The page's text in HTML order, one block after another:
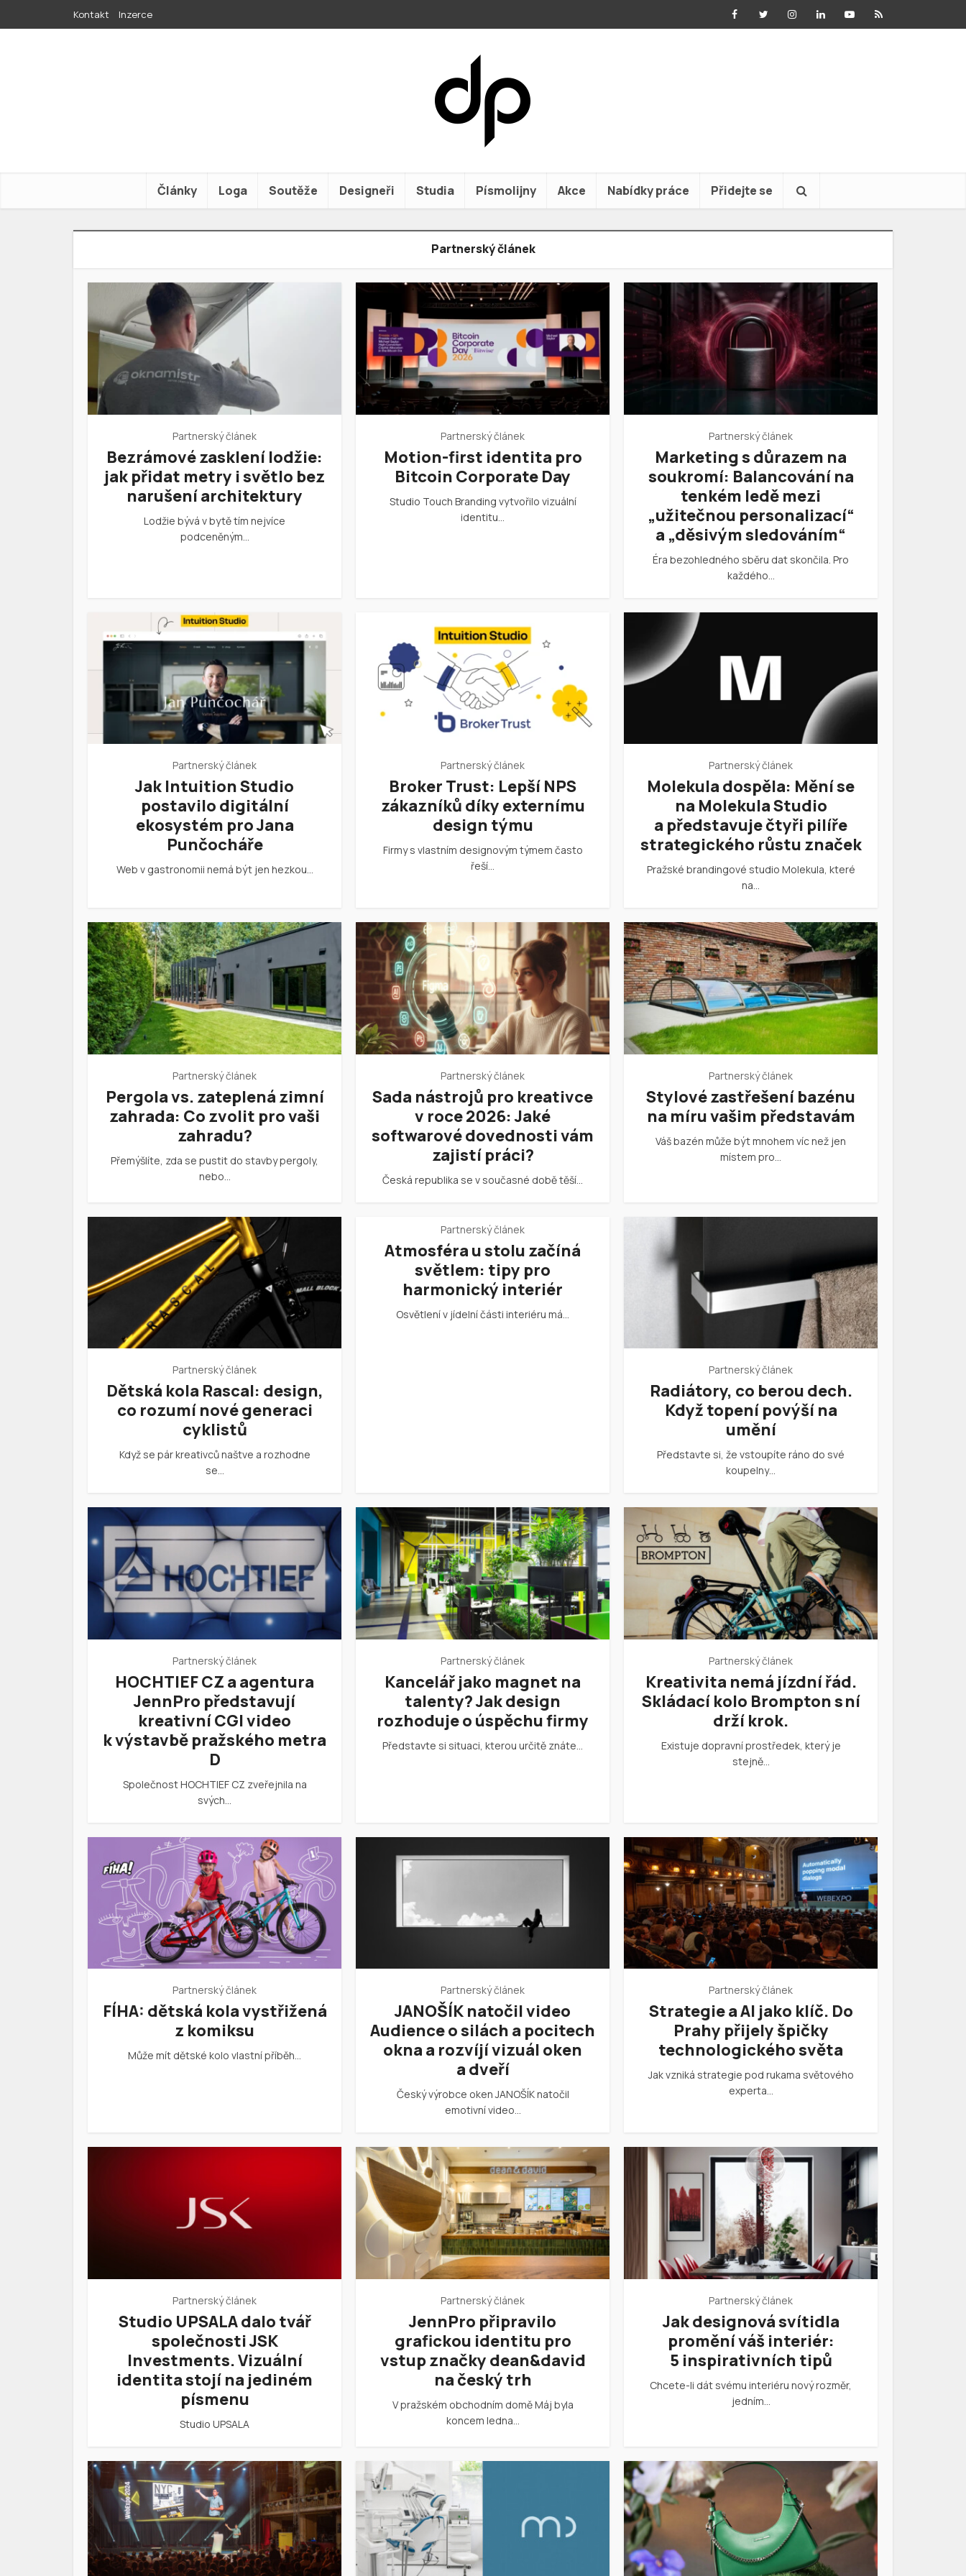
Kontakt Inzerce
Články Loga Soutěže Designeři Studia Písmolijny Akce Nabídky práce Přidejte se
Partnerský článek
Partnerský článek
Bezrámové zasklení lodžie:
jak přidat metry i světlo bez
narušení architektury
Lodžie bývá v bytě tím nejvíce
podceněným…
Partnerský článek
Motion-first identita pro
Bitcoin Corporate Day
Studio Touch Branding vytvořilo vizuální
identitu…
Partnerský článek
Marketing s důrazem na
soukromí: Balancování na
tenkém ledě mezi
„užitečnou personalizací“
a „děsivým sledováním“
Éra bezohledného sběru dat skončila. Pro
každého…
Partnerský článek
Jak Intuition Studio
postavilo digitální
ekosystém pro Jana
Punčocháře
Web v gastronomii nemá být jen hezkou…
Partnerský článek
Broker Trust: Lepší NPS
zákazníků díky externímu
design týmu
Firmy s vlastním designovým týmem často
řeší…
Partnerský článek
Molekula dospěla: Mění se
na Molekula Studio
a představuje čtyři pilíře
strategického růstu značek
Pražské brandingové studio Molekula, které
na…
Partnerský článek
Pergola vs. zateplená zimní
zahrada: Co zvolit pro vaši
zahradu?
Přemýšlíte, zda se pustit do stavby pergoly,
nebo…
Partnerský článek
Sada nástrojů pro kreativce
v roce 2026: Jaké
softwarové dovednosti vám
zajistí práci?
Česká republika se v současné době těší…
Partnerský článek
Stylové zastřešení bazénu
na míru vašim představám
Váš bazén může být mnohem víc než jen
místem pro…
Partnerský článek
Dětská kola Rascal: design,
co rozumí nové generaci
cyklistů
Když se pár kreativců naštve a rozhodne
se…
Partnerský článek
Atmosféra u stolu začíná
světlem: tipy pro
harmonický interiér
Osvětlení v jídelní části interiéru má…
Partnerský článek
Radiátory, co berou dech.
Když topení povýší na
umění
Představte si, že vstoupíte ráno do své
koupelny…
Partnerský článek
HOCHTIEF CZ a agentura
JennPro představují
kreativní CGI video
k výstavbě pražského metra
D
Společnost HOCHTIEF CZ zveřejnila na
svých…
Partnerský článek
Kancelář jako magnet na
talenty? Jak design
rozhoduje o úspěchu firmy
Představte si situaci, kterou určitě znáte…
Partnerský článek
Kreativita nemá jízdní řád.
Skládací kolo Brompton s ní
drží krok.
Existuje dopravní prostředek, který je
stejně…
Partnerský článek
FÍHA: dětská kola vystřižená
z komiksu
Může mít dětské kolo vlastní příběh…
Partnerský článek
JANOŠÍK natočil video
Audience o silách a pocitech
okna a rozvíjí vizuál oken
a dveří
Český výrobce oken JANOŠÍK natočil
emotivní video…
Partnerský článek
Strategie a AI jako klíč. Do
Prahy přijely špičky
technologického světa
Jak vzniká strategie pod rukama světového
experta…
Partnerský článek
Studio UPSALA dalo tvář
společnosti JSK
Investments. Vizuální
identita stojí na jediném
písmenu
Studio UPSALA
Partnerský článek
JennPro připravilo
grafickou identitu pro
vstup značky dean&david
na český trh
V pražském obchodním domě Máj byla
koncem ledna…
Partnerský článek
Jak designová svítidla
promění váš interiér:
5 inspirativních tipů
Chcete-li dát svému interiéru nový rozměr,
jedním…